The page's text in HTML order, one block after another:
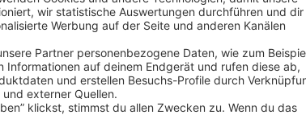
APFELSAFT "SCHÖNER
VON BOSKOOP"
Privatkelterei van Nahmen